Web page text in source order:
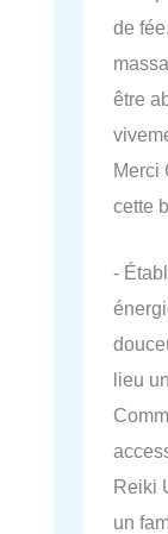
de
être
Merci
cette
-
lieu
Reiki
un